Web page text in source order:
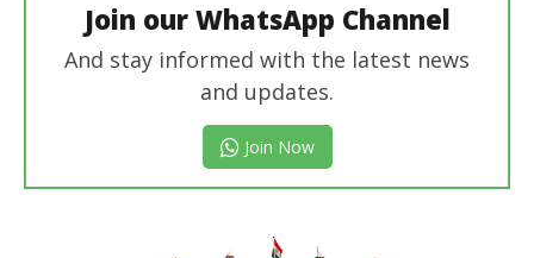
Join our WhatsApp Channel
And stay informed with the latest news
and updates.
Join Now